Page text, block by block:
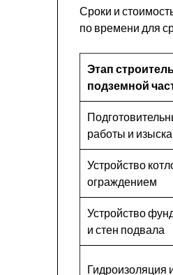
Сроки и
по времени для
Этап
подземной
работы и
Устройство
ограждением
Устройство
и стен подвала
Гидроизоляция